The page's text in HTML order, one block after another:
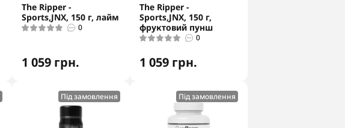
The Ripper -
Sports,JNX, 150 г, лайм
0
1 059 грн.
The Ripper -
Sports,JNX, 150 г,
фруктовий пунш
0
1 059 грн.
Під замовлення Під замовлення